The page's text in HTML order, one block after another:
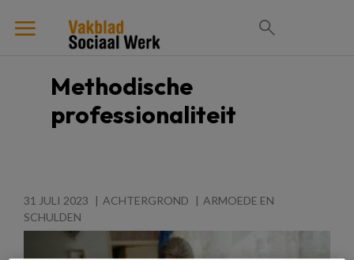
Methodische
professionaliteit
31 JULI 2023 ACHTERGROND
ARMOEDE EN
SCHULDEN